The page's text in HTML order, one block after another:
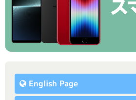
English Page